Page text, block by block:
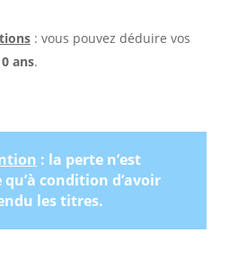
: vous pouvez déduire vos
ans.
: la perte n’est
condition d’avoir
les titres.